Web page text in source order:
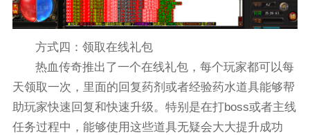
方式四：领取在线礼包
热血传奇推出了一个在线礼包，每个玩家都可以每
天领取一次，里面的回复药剂或者经验药水道具能够帮
助玩家快速回复和快速升级。特别是在打boss或者主线
任务过程中，能够使用这些道具无疑会大大提升成功